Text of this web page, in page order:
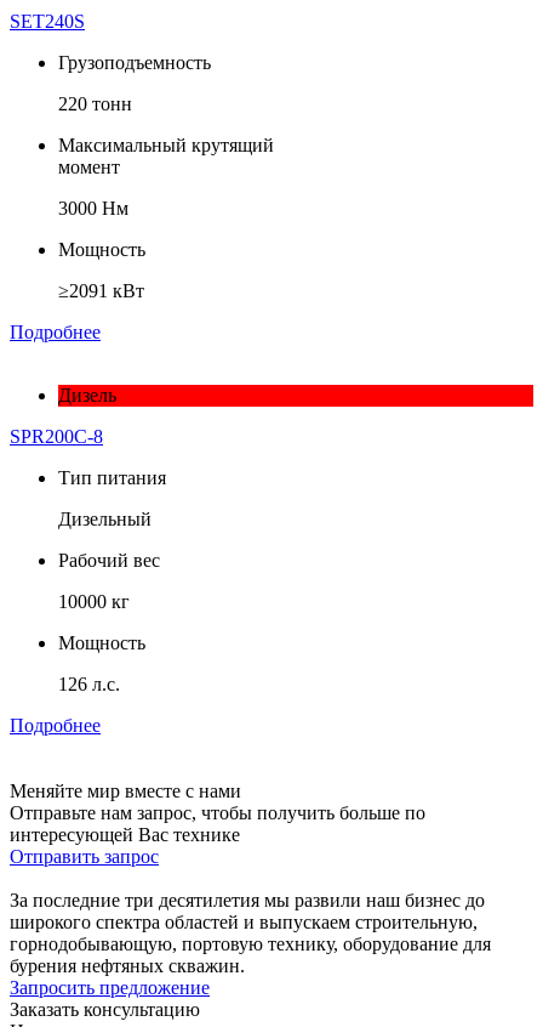
SET240S
Грузоподъемность
220 тонн
Максимальный крутящий
момент
3000 Нм
Мощность
≥2091 кВт
Подробнее
Дизель
SPR200C-8
Тип питания
Дизельный
Рабочий вес
10000 кг
Мощность
126 л.с.
Подробнее
Меняйте мир вместе с нами
Отправьте нам запрос, чтобы получить больше по
интересующей Вас технике
Отправить запрос
За последние три десятилетия мы развили наш бизнес до
широкого спектра областей и выпускаем строительную,
горнодобывающую, портовую технику, оборудование для
бурения нефтяных скважин.
Запросить предложение
Заказать консультацию